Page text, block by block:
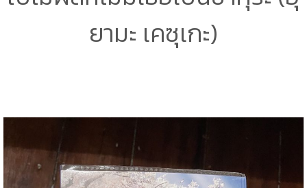
ยามะ เคซุเกะ)